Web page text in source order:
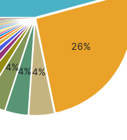
26%
4%
4%
4%